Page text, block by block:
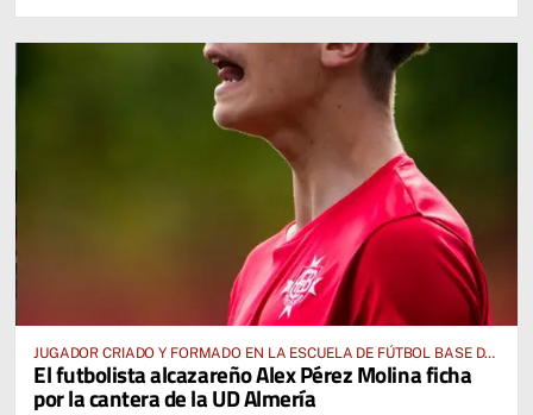
JUGADOR CRIADO Y FORMADO EN LA ESCUELA DE FÚTBOL BASE DE
ALCÁZAR DE SAN JUAN
El futbolista alcazareño Alex Pérez Molina ficha
por la cantera de la UD Almería